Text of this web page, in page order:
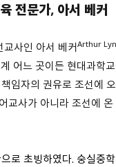
전문가, 아서 베커
사인 아서 베커Arthur
어느 곳이든 현대과학
임자의 권유로 조선에
교사가 아니라 조선에
로 초빙하였다. 숭실중학